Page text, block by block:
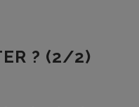
? (2/2)